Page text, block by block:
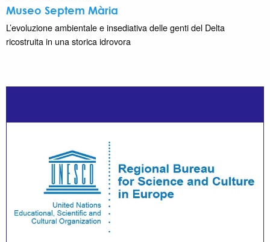
Museo Septem Mària
L’evoluzione ambientale e insediativa delle genti del Delta
ricostruita in una storica idrovora